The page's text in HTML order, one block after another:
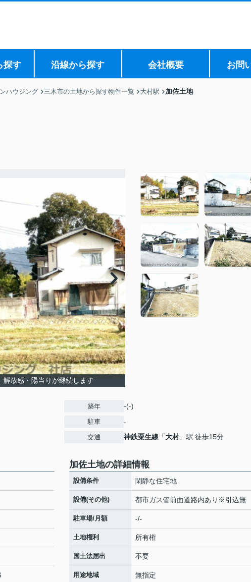
探す 沿線から探す 会社概要 お問
ハウジング 三木市の土地から探す物件一覧 大村駅 加佐土地
解放感・陽当りが継続します
築年 -(-)
駐車 -
交通 神鉄粟生線 「大村」駅 徒歩15分
加佐土地の詳細情報
設備条件 閑静な住宅地
設備(その他) 都市ガス管前面道路内あり※引込無
駐車場/月額 -/-
土地権利 所有権
国土法届出 不要
用途地域 無指定